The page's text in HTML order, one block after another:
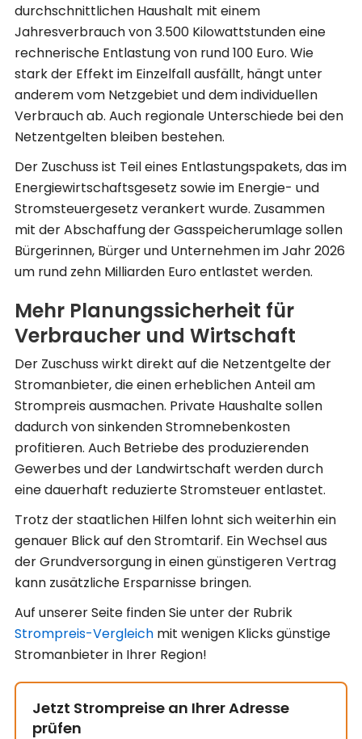
durchschnittlichen Haushalt mit einem
Jahresverbrauch von 3.500 Kilowattstunden eine
rechnerische Entlastung von rund 100 Euro. Wie
stark der Effekt im Einzelfall ausfällt, hängt unter
anderem vom Netzgebiet und dem individuellen
Verbrauch ab. Auch regionale Unterschiede bei den
Netzentgelten bleiben bestehen.
Der Zuschuss ist Teil eines Entlastungspakets, das im
Energiewirtschaftsgesetz sowie im Energie- und
Stromsteuergesetz verankert wurde. Zusammen
mit der Abschaffung der Gasspeicherumlage sollen
Bürgerinnen, Bürger und Unternehmen im Jahr 2026
um rund zehn Milliarden Euro entlastet werden.
Mehr Planungssicherheit für
Verbraucher und Wirtschaft
Der Zuschuss wirkt direkt auf die Netzentgelte der
Stromanbieter, die einen erheblichen Anteil am
Strompreis ausmachen. Private Haushalte sollen
dadurch von sinkenden Stromnebenkosten
profitieren. Auch Betriebe des produzierenden
Gewerbes und der Landwirtschaft werden durch
eine dauerhaft reduzierte Stromsteuer entlastet.
Trotz der staatlichen Hilfen lohnt sich weiterhin ein
genauer Blick auf den Stromtarif. Ein Wechsel aus
der Grundversorgung in einen günstigeren Vertrag
kann zusätzliche Ersparnisse bringen.
Auf unserer Seite finden Sie unter der Rubrik
Strompreis-Vergleich mit wenigen Klicks günstige
Stromanbieter in Ihrer Region!
Jetzt Strompreise an Ihrer Adresse
prüfen